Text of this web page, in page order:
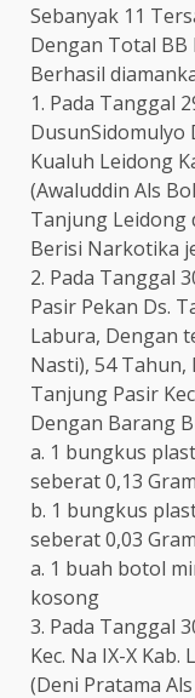
Sebanyak 11
Dengan Total BB
Berhasil
1. Pada Tanggal
DusunSidomulyo
Kualuh Leidong
(Awaluddin Als
Tanjung Leidong
Berisi Narkotika
2. Pada Tanggal
Pasir Pekan Ds.
Labura, Dengan
Nasti), 54 Tahun,
Tanjung Pasir
Dengan Barang
a. 1 bungkus
seberat 0,13 Gram
b. 1 bungkus
seberat 0,03 Gram
a. 1 buah botol
kosong
3. Pada Tanggal
Kec. Na IX-X
(Deni Pratama